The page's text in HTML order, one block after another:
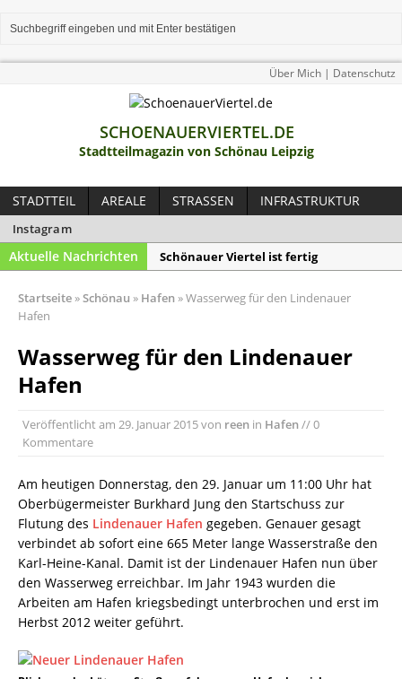
Über Mich | Datenschutz
SCHOENAUERVIERTEL.DE
Stadtteilmagazin von Schönau Leipzig
STADTTEIL AREALE STRASSEN INFRASTRUKTUR
Instagram
Aktuelle Nachrichten
Schönauer Viertel ist fertig
Park am Nordwest-Areal
Lindenauer Hafen – Grudstücke
Startseite »Schönau » Hafen »Wasserweg für den Lindenauer
Hafen
Wasserweg für den Lindenauer
Hafen
Veröffentlicht am 29. Januar 2015von reen in Hafen// 0
Kommentare
Am heutigen Donnerstag, den 29. Januar um 11:00 Uhr hat
Oberbügermeister Burkhard Jung den Startschuss zur
Flutung des Lindenauer Hafen gegeben. Genauer gesagt
verbindet ab sofort eine 665 Meter lange Wasserstraße den
Karl-Heine-Kanal. Damit ist der Lindenauer Hafen nun über
den Wasserweg erreichbar. Im Jahr 1943 wurden die
Arbeiten am Hafen kriegsbedingt unterbrochen und erst im
Herbst 2012 weiter geführt.